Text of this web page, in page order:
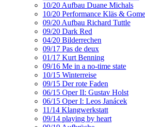
10/20 Aufbau Duane Michals
10/20 Performance Kläs &
09/20 Aufbau Richard Tuttle
09/20 Dark Red
04/20 Bilderrechen
09/17 Pas de deux
01/17 Kurt Benning
09/16 Me in a no-time state
10/15 Winterreise
09/15 Der rote Faden
06/15 Oper II: Gustav Holst
06/15 Oper I: Leos Janácek
11/14 Klangwerkstatt
09/14 playing by heart